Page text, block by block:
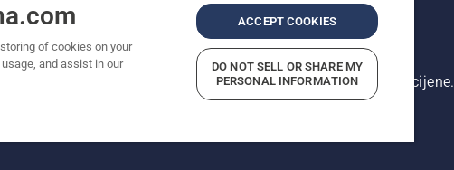
zadržana. Prikazane cijene su preporučene maloprodajne cijene.
Impresum
of cookies on your
and assist in our
ACCEPT COOKIES
DO NOT SELL OR SHARE MY
PERSONAL INFORMATION